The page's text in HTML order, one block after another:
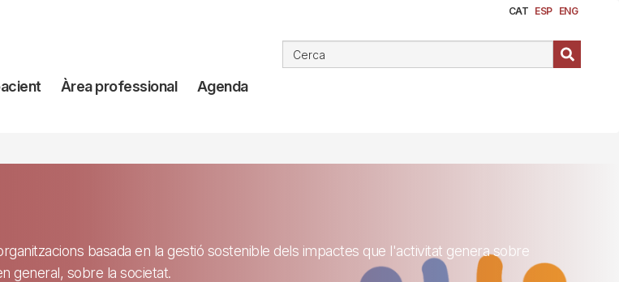
CAT ESP ENG
Àrea professional Agenda
basada en la gestió sostenible dels impactes que l'activitat genera sobre
general, sobre la societat.